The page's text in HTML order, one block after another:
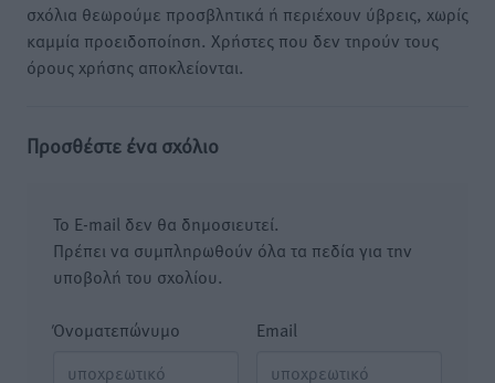
σχόλια θεωρούμε προσβλητικά ή περιέχουν ύβρεις, χωρίς
καμμία προειδοποίηση. Χρήστες που δεν τηρούν τους
όρους χρήσης αποκλείονται.
Προσθέστε ένα σχόλιο
Το E-mail δεν θα δημοσιευτεί.
Πρέπει να συμπληρωθούν όλα τα πεδία για την
υποβολή του σχολίου.
Όνοματεπώνυμο Email